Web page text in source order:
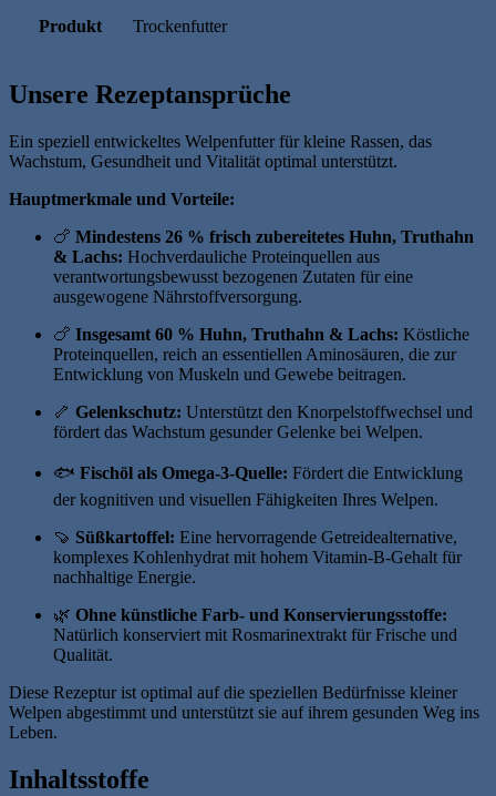
Produkt Trockenfutter
Unsere Rezeptansprüche
Ein speziell entwickeltes Welpenfutter für kleine Rassen, das
Wachstum, Gesundheit und Vitalität optimal unterstützt.
Hauptmerkmale und Vorteile:
🍗 Mindestens 26 % frisch zubereitetes Huhn, Truthahn
& Lachs: Hochverdauliche Proteinquellen aus
verantwortungsbewusst bezogenen Zutaten für eine
ausgewogene Nährstoffversorgung.
🍗 Insgesamt 60 % Huhn, Truthahn & Lachs: Köstliche
Proteinquellen, reich an essentiellen Aminosäuren, die zur
Entwicklung von Muskeln und Gewebe beitragen.
🦴 Gelenkschutz: Unterstützt den Knorpelstoffwechsel und
fördert das Wachstum gesunder Gelenke bei Welpen.
🐟 Fischöl als Omega-3-Quelle: Fördert die Entwicklung
der kognitiven und visuellen Fähigkeiten Ihres Welpen.
🍠 Süßkartoffel: Eine hervorragende Getreidealternative,
komplexes Kohlenhydrat mit hohem Vitamin-B-Gehalt für
nachhaltige Energie.
🌿 Ohne künstliche Farb- und Konservierungsstoffe:
Natürlich konserviert mit Rosmarinextrakt für Frische und
Qualität.
Diese Rezeptur ist optimal auf die speziellen Bedürfnisse kleiner
Welpen abgestimmt und unterstützt sie auf ihrem gesunden Weg ins
Leben.
Inhaltsstoffe